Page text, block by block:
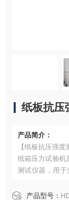
纸板抗压
产品简介：
【纸板抗压强
纸箱压力试验机
测试仪器，用于
或是设计包装箱
产品型号：